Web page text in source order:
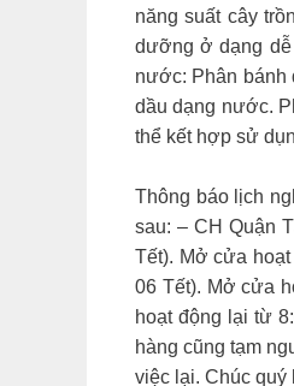
năng suất cây
dưỡng ở dạng dễ
nước: Phân bánh
dầu dạng nước.
thể kết hợp sử
Thông báo lịch
sau: – CH Quận
Tết). Mở cửa
06 Tết). Mở cửa
hoạt động lại từ
hàng cũng tạm
việc lại. Chúc quý